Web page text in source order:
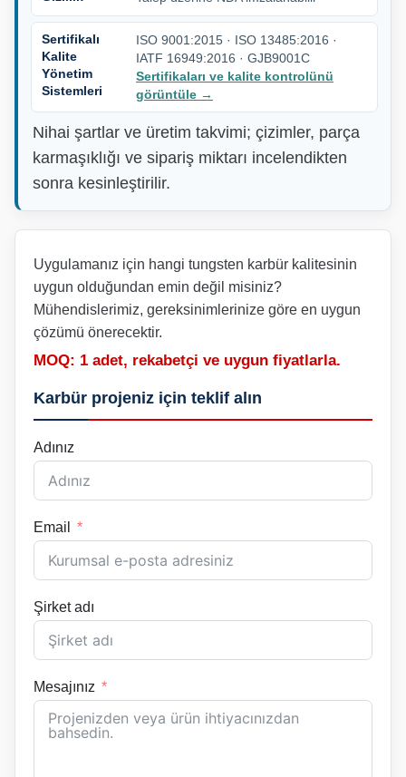
Sertifikalı
Kalite
Yönetim
Sistemleri
ISO 9001:2015 · ISO 13485:2016 ·
IATF 16949:2016 · GJB9001C
Sertifikaları ve kalite kontrolünü
görüntüle →
Nihai şartlar ve üretim takvimi; çizimler, parça
karmaşıklığı ve sipariş miktarı incelendikten
sonra kesinleştirilir.
Uygulamanız için hangi tungsten karbür kalitesinin
uygun olduğundan emin değil misiniz?
Mühendislerimiz, gereksinimlerinize göre en uygun
çözümü önerecektir.
MOQ: 1 adet, rekabetçi ve uygun fiyatlarla.
Karbür projeniz için teklif alın
Adınız
Email
Şirket adı
Mesajınız